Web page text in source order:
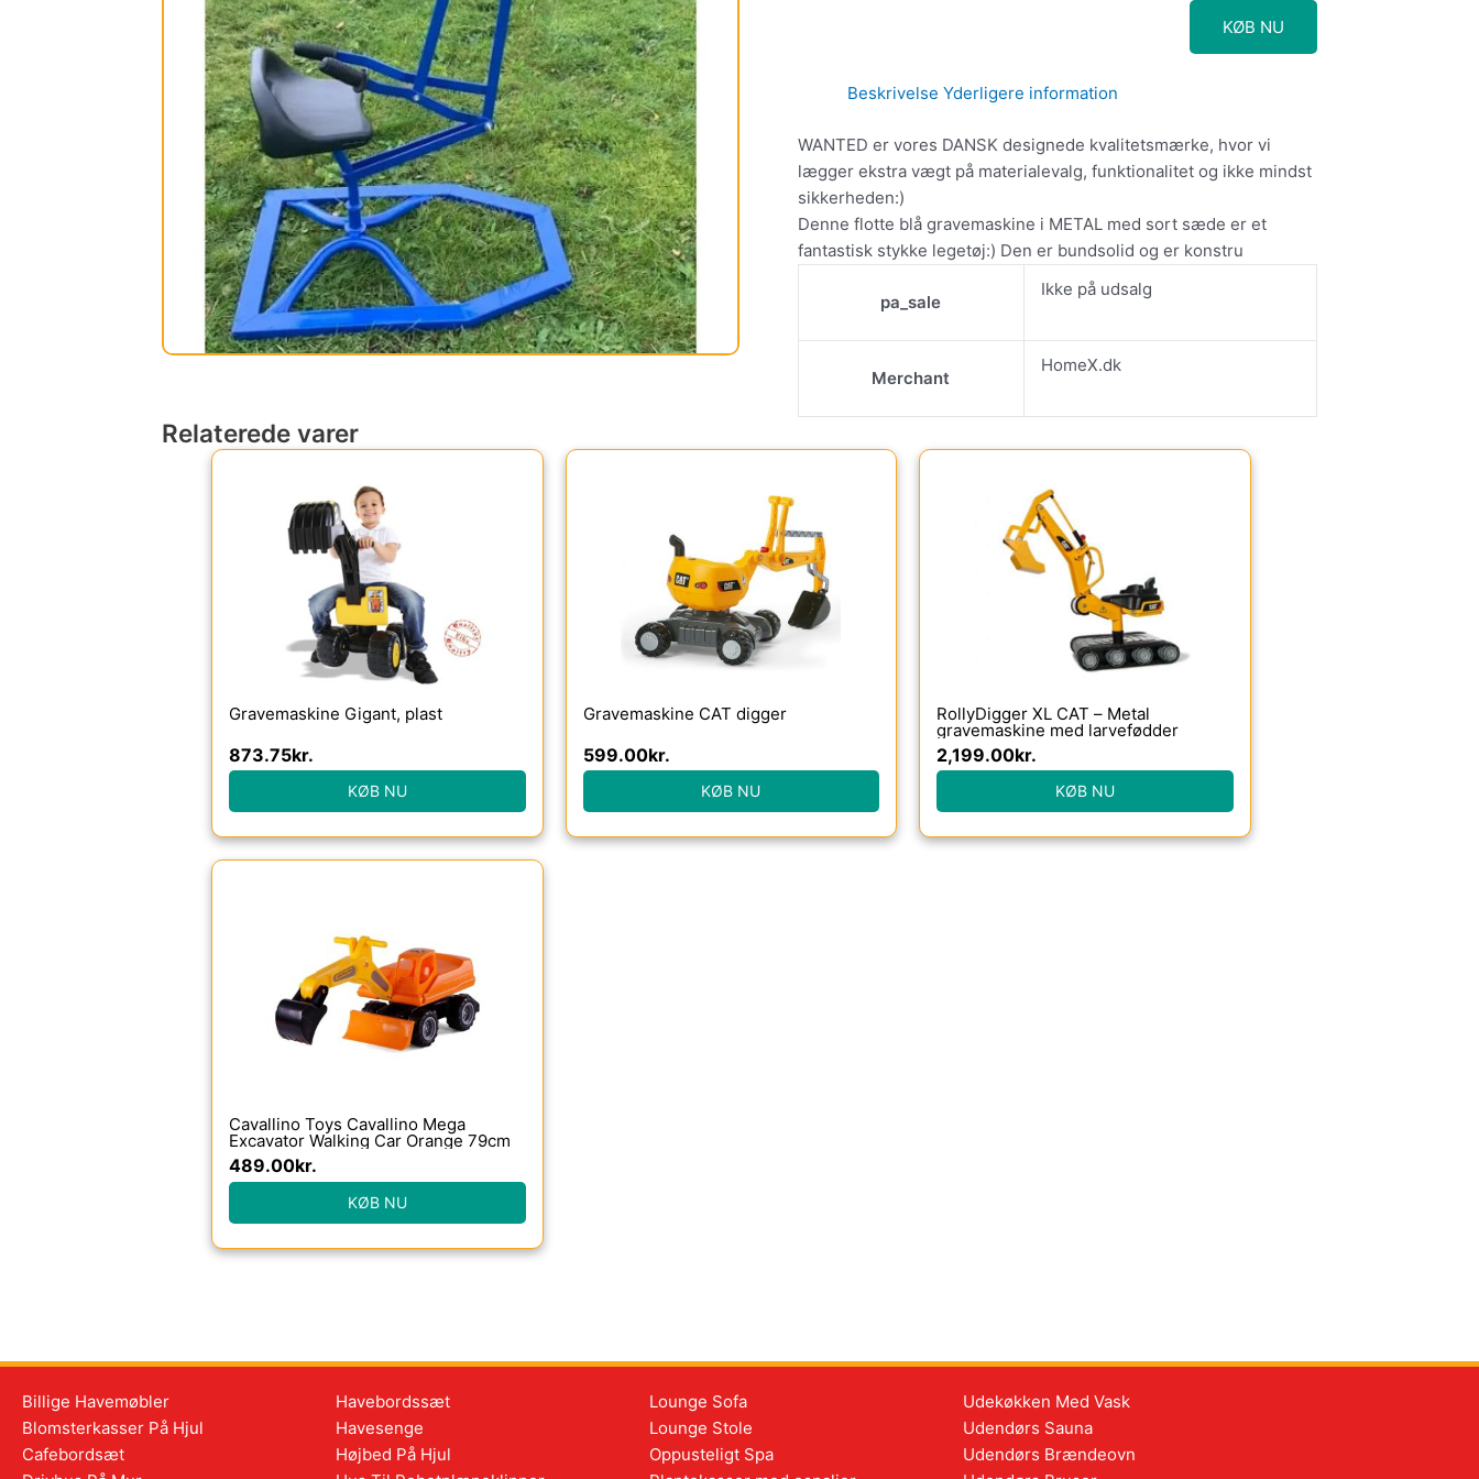
KØB NU
Beskrivelse Yderligere information
WANTED er vores DANSK designede kvalitetsmærke, hvor vi
lægger ekstra vægt på materialevalg, funktionalitet og ikke mindst
sikkerheden:)
Denne flotte blå gravemaskine i METAL med sort sæde er et
fantastisk stykke legetøj:) Den er bundsolid og er konstru
pa_sale
Ikke på udsalg
Merchant
HomeX.dk
Relaterede varer
Gravemaskine Gigant, plast
873.75kr.
KØB NU
Gravemaskine CAT digger
599.00kr.
KØB NU
RollyDigger XL CAT – Metal
gravemaskine med larvefødder
2,199.00kr.
KØB NU
Cavallino Toys Cavallino Mega
Excavator Walking Car Orange 79cm
489.00kr.
KØB NU
Billige Havemøbler
Blomsterkasser På Hjul
Cafebordsæt
Havebordssæt
Havesenge
Højbed På Hjul
Lounge Sofa
Lounge Stole
Oppusteligt Spa
Udekøkken Med Vask
Udendørs Sauna
Udendørs Brændeovn